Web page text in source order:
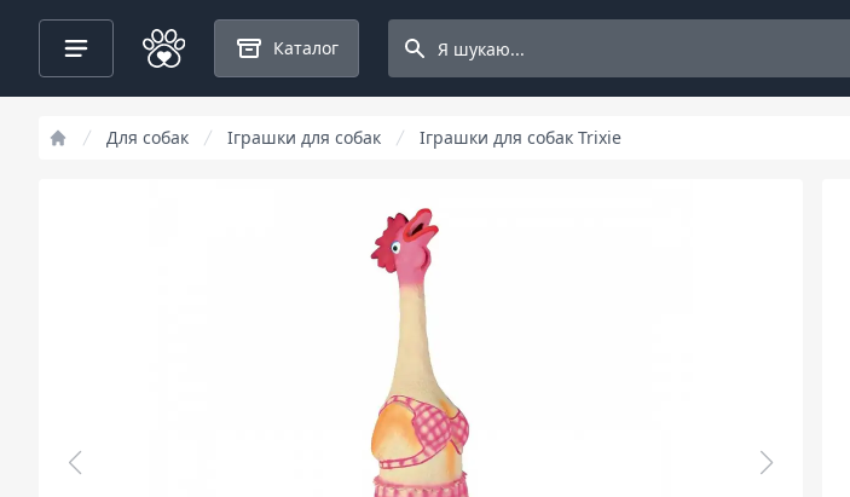
Каталог
Search projects
Для собак Іграшки для собак Іграшки для собак Trixie